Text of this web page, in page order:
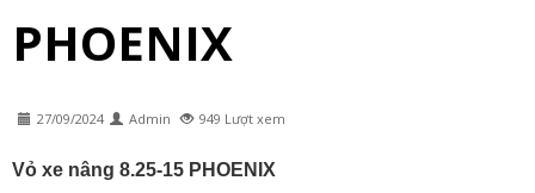
PHOENIX
27/09/2024 Admin 949 Lượt xem
Vỏ xe nâng 8.25-15 PHOENIX